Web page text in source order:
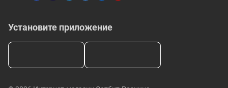
Установите приложение